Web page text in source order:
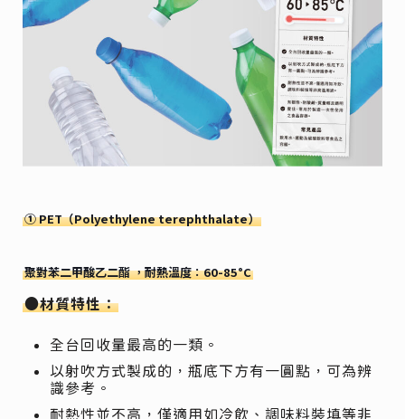
① PET（Polyethylene terephthalate）
聚對苯二甲酸乙二酯 ，耐熱溫度：60-85°C
●材質特性：
全台回收量最高的一類。
以射吹方式製成的，瓶底下方有一圓點，可為辨
識參考。
耐熱性並不高，僅適用如冷飲、調味料裝填等非